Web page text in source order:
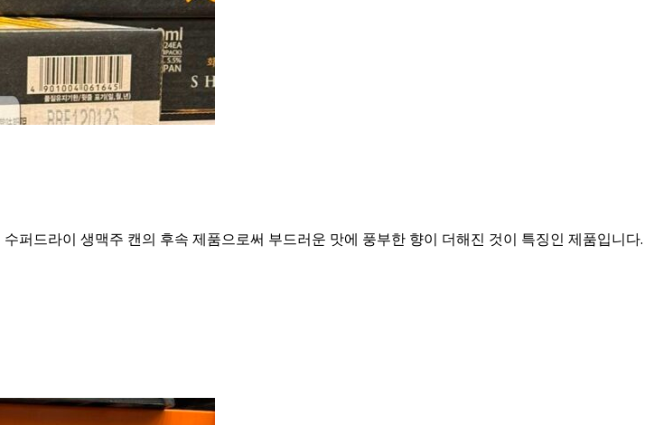
퍼드라이 생맥주 캔의 후속 제품으로써 부드러운 맛에 풍부한 향이 더해진 것이 특징인 제품입니다.